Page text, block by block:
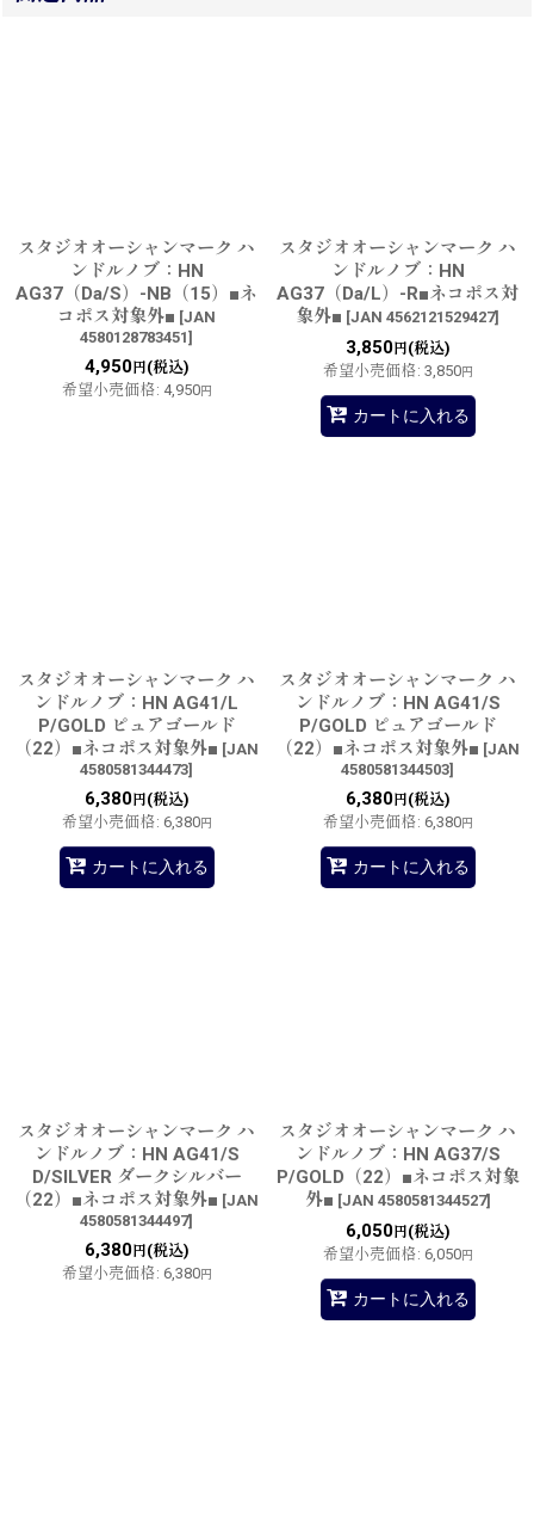
スタジオオーシャンマーク ハ
ンドルノブ：HN
AG37（Da/S）-NB（15）■ネ
コポス対象外■ [JAN
4580128783451]
4,950円(税込)
希望小売価格: 4,950円
スタジオオーシャンマーク ハ
ンドルノブ：HN
AG37（Da/L）-R■ネコポス対
象外■ [JAN 4562121529427]
3,850円(税込)
希望小売価格: 3,850円
カートに入れる
スタジオオーシャンマーク ハ
ンドルノブ：HN AG41/L
P/GOLD ピュアゴールド
（22）■ネコポス対象外■ [JAN
4580581344473]
6,380円(税込)
希望小売価格: 6,380円
カートに入れる
スタジオオーシャンマーク ハ
ンドルノブ：HN AG41/S
P/GOLD ピュアゴールド
（22）■ネコポス対象外■ [JAN
4580581344503]
6,380円(税込)
希望小売価格: 6,380円
カートに入れる
スタジオオーシャンマーク ハ
ンドルノブ：HN AG41/S
D/SILVER ダークシルバー
（22）■ネコポス対象外■ [JAN
4580581344497]
6,380円(税込)
希望小売価格: 6,380円
スタジオオーシャンマーク ハ
ンドルノブ：HN AG37/S
P/GOLD（22）■ネコポス対象
外■ [JAN 4580581344527]
6,050円(税込)
希望小売価格: 6,050円
カートに入れる